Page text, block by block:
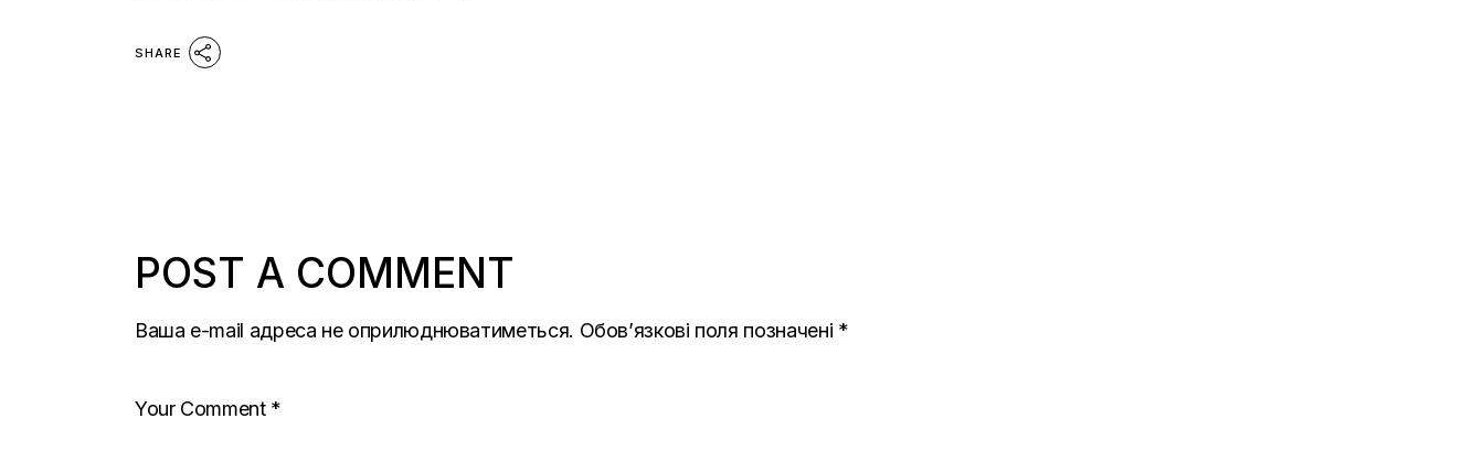
SHARE
POST A COMMENT
Ваша e-mail адреса не оприлюднюватиметься. Обов’язкові поля позначені *